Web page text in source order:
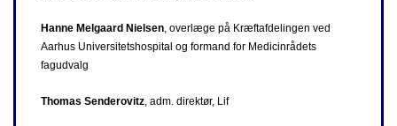
Hanne Melgaard Nielsen, overlæge på Kræftafdelingen ved
Aarhus Universitetshospital og formand for Medicinrådets
fagudvalg
Thomas Senderovitz, adm. direktør, Lif